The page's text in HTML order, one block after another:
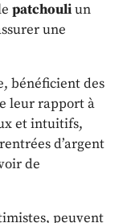
patchouliun
une
bénéficient des
leur rapport à
et intuitifs,
d’argent
de
peuvent